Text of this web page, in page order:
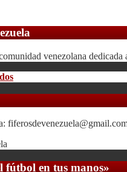
venezolana
fútbol en tus manos»